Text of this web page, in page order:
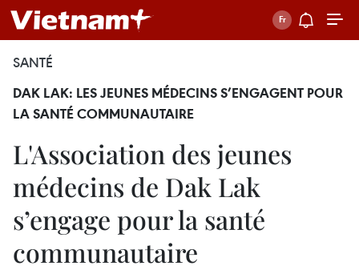
SANTÉ
DAK LAK: LES JEUNES MÉDECINS S’ENGAGENT POUR
LA SANTÉ COMMUNAUTAIRE
L'Association des jeunes
médecins de Dak Lak
s’engage pour la santé
communautaire